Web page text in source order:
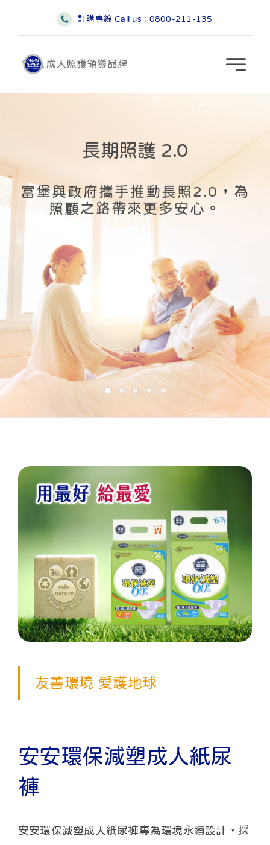
訂購專線 Call us : 0800-211-135
友善環境 愛護地球
安安環保減塑成人紙尿
褲
安安環保減塑成人紙尿褲專為環境永續設計，採